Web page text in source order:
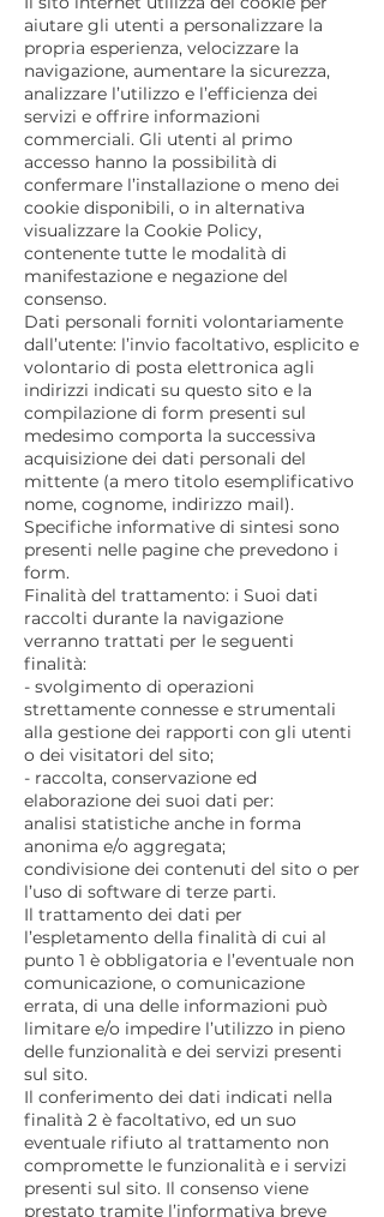
aiutare gli utenti a personalizzare la
propria esperienza, velocizzare la
navigazione, aumentare la sicurezza,
analizzare l’utilizzo e l’efficienza dei
servizi e offrire informazioni
commerciali. Gli utenti al primo
accesso hanno la possibilità di
confermare l’installazione o meno dei
cookie disponibili, o in alternativa
visualizzare la Cookie Policy,
contenente tutte le modalità di
manifestazione e negazione del
consenso.
Dati personali forniti volontariamente
dall’utente: l’invio facoltativo, esplicito e
volontario di posta elettronica agli
indirizzi indicati su questo sito e la
compilazione di form presenti sul
medesimo comporta la successiva
acquisizione dei dati personali del
mittente (a mero titolo esemplificativo
nome, cognome, indirizzo mail).
Specifiche informative di sintesi sono
presenti nelle pagine che prevedono i
form.
Finalità del trattamento: i Suoi dati
raccolti durante la navigazione
verranno trattati per le seguenti
finalità:
- svolgimento di operazioni
strettamente connesse e strumentali
alla gestione dei rapporti con gli utenti
o dei visitatori del sito;
- raccolta, conservazione ed
elaborazione dei suoi dati per:
analisi statistiche anche in forma
anonima e/o aggregata;
condivisione dei contenuti del sito o per
l’uso di software di terze parti.
Il trattamento dei dati per
l’espletamento della finalità di cui al
punto 1 è obbligatoria e l’eventuale non
comunicazione, o comunicazione
errata, di una delle informazioni può
limitare e/o impedire l’utilizzo in pieno
delle funzionalità e dei servizi presenti
sul sito.
Il conferimento dei dati indicati nella
finalità 2 è facoltativo, ed un suo
eventuale rifiuto al trattamento non
compromette le funzionalità e i servizi
presenti sul sito. Il consenso viene
prestato tramite l’informativa breve